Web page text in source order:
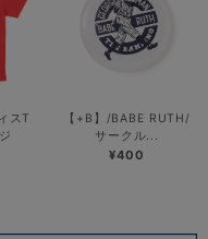
スT
【+B】/BABE RUTH/
サークル...
¥400